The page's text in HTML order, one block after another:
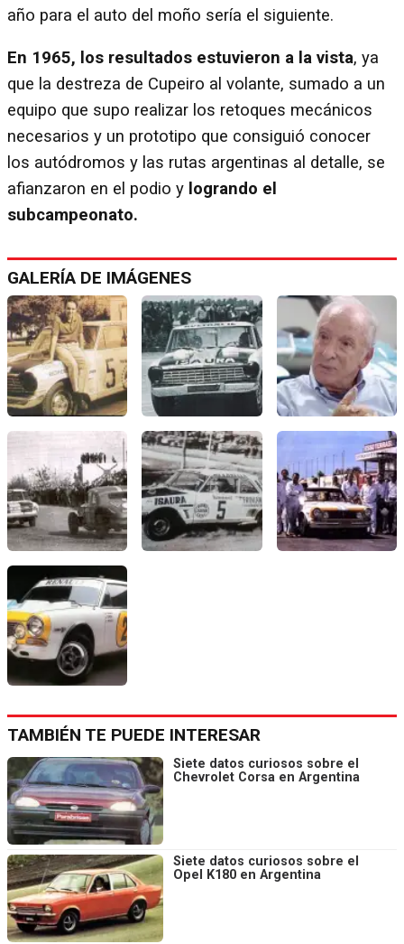
año para el auto del moño sería el siguiente.
En 1965, los resultados estuvieron a la vista, ya
que la destreza de Cupeiro al volante, sumado a un
equipo que supo realizar los retoques mecánicos
necesarios y un prototipo que consiguió conocer
los autódromos y las rutas argentinas al detalle, se
afianzaron en el podio y logrando el
subcampeonato.
GALERÍA DE IMÁGENES
TAMBIÉN TE PUEDE INTERESAR
Siete datos curiosos sobre el
Chevrolet Corsa en Argentina
Siete datos curiosos sobre el
Opel K180 en Argentina